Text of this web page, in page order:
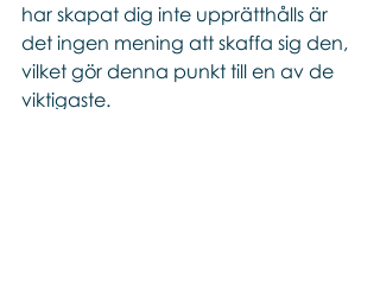
har skapat dig inte upprätthålls är
det ingen mening att skaffa sig den,
vilket gör denna punkt till en av de
viktigaste.